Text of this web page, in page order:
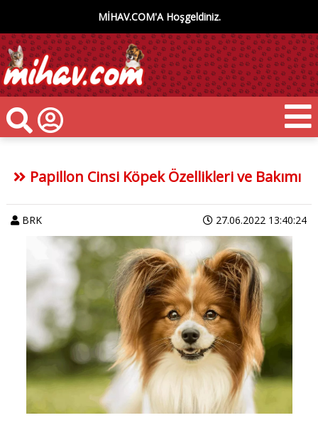
MİHAV.COM'A Hoşgeldiniz.
Papillon Cinsi Köpek Özellikleri ve Bakımı
BRK 27.06.2022 13:40:24